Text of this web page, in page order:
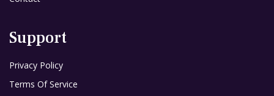
Support
Privacy Policy
Terms Of Service